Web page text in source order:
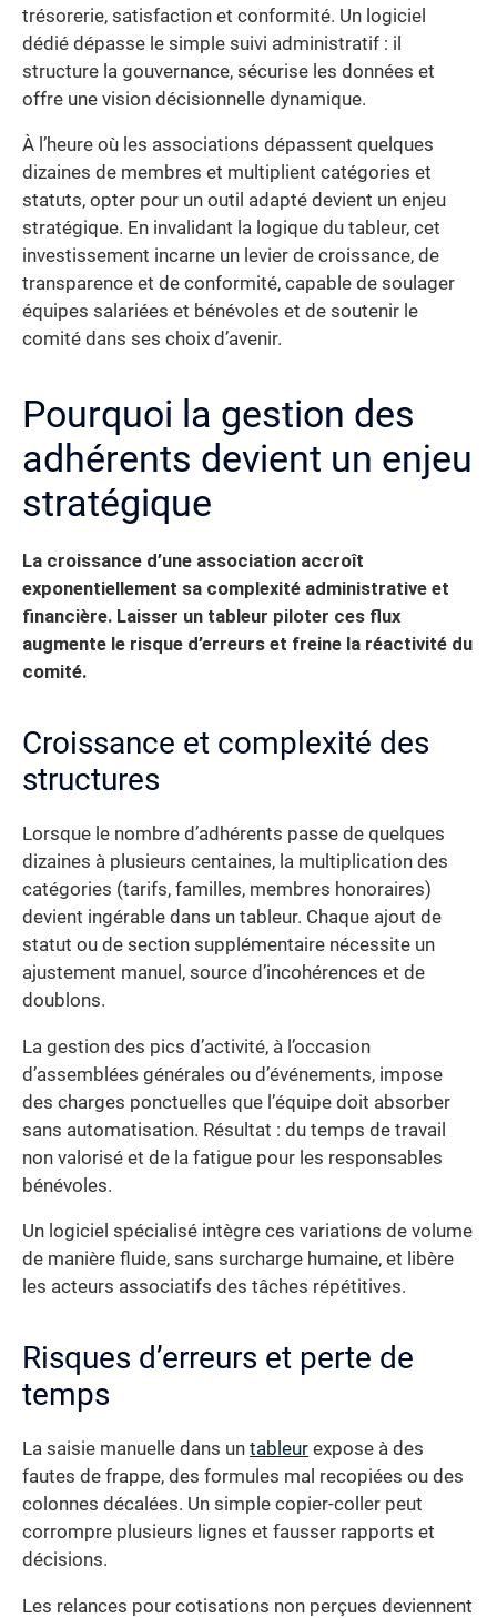
trésorerie, satisfaction et conformité. Un logiciel
dédié dépasse le simple suivi administratif : il
structure la gouvernance, sécurise les données et
offre une vision décisionnelle dynamique.
À l’heure où les associations dépassent quelques
dizaines de membres et multiplient catégories et
statuts, opter pour un outil adapté devient un enjeu
stratégique. En invalidant la logique du tableur, cet
investissement incarne un levier de croissance, de
transparence et de conformité, capable de soulager
équipes salariées et bénévoles et de soutenir le
comité dans ses choix d’avenir.
Pourquoi la gestion des
adhérents devient un enjeu
stratégique
La croissance d’une association accroît
exponentiellement sa complexité administrative et
financière. Laisser un tableur piloter ces flux
augmente le risque d’erreurs et freine la réactivité du
comité.
Croissance et complexité des
structures
Lorsque le nombre d’adhérents passe de quelques
dizaines à plusieurs centaines, la multiplication des
catégories (tarifs, familles, membres honoraires)
devient ingérable dans un tableur. Chaque ajout de
statut ou de section supplémentaire nécessite un
ajustement manuel, source d’incohérences et de
doublons.
La gestion des pics d’activité, à l’occasion
d’assemblées générales ou d’événements, impose
des charges ponctuelles que l’équipe doit absorber
sans automatisation. Résultat : du temps de travail
non valorisé et de la fatigue pour les responsables
bénévoles.
Un logiciel spécialisé intègre ces variations de volume
de manière fluide, sans surcharge humaine, et libère
les acteurs associatifs des tâches répétitives.
Risques d’erreurs et perte de
temps
La saisie manuelle dans un tableur expose à des
fautes de frappe, des formules mal recopiées ou des
colonnes décalées. Un simple copier-coller peut
corrompre plusieurs lignes et fausser rapports et
décisions.
Les relances pour cotisations non perçues deviennent